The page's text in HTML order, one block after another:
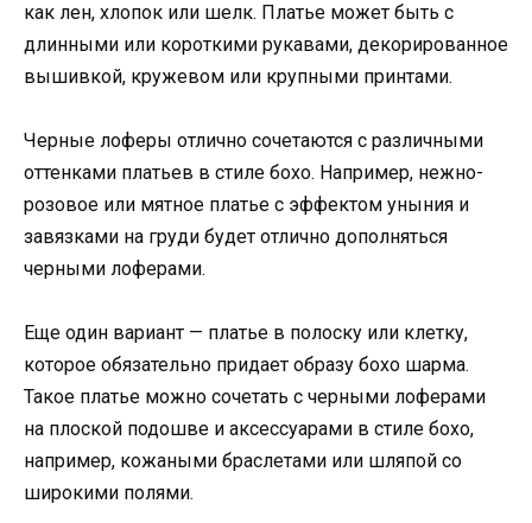
как лен, хлопок или шелк. Платье может быть с
длинными или короткими рукавами, декорированное
вышивкой, кружевом или крупными принтами.
Черные лоферы отлично сочетаются с различными
оттенками платьев в стиле бохо. Например, нежно-
розовое или мятное платье с эффектом уныния и
завязками на груди будет отлично дополняться
черными лоферами.
Еще один вариант — платье в полоску или клетку,
которое обязательно придает образу бохо шарма.
Такое платье можно сочетать с черными лоферами
на плоской подошве и аксессуарами в стиле бохо,
например, кожаными браслетами или шляпой со
широкими полями.